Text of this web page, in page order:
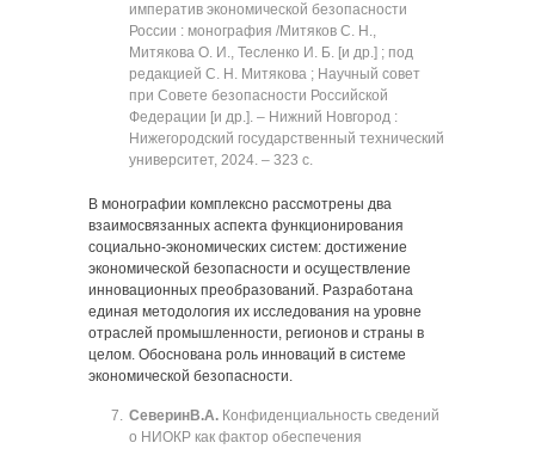
императив экономической безопасности
России : монография /Митяков С. Н.,
Митякова О. И., Тесленко И. Б. [и др.] ; под
редакцией С. Н. Митякова ; Научный совет
при Совете безопасности Российской
Федерации [и др.]. ‒ Нижний Новгород :
Нижегородский государственный технический
университет, 2024. ‒ 323 с.
В монографии комплексно рассмотрены два
взаимосвязанных аспекта функционирования
социально-экономических систем: достижение
экономической безопасности и осуществление
инновационных преобразований. Разработана
единая методология их исследования на уровне
отраслей промышленности, регионов и страны в
целом. Обоснована роль инноваций в системе
экономической безопасности.
СеверинВ.А. Конфиденциальность сведений
о НИОКР как фактор обеспечения